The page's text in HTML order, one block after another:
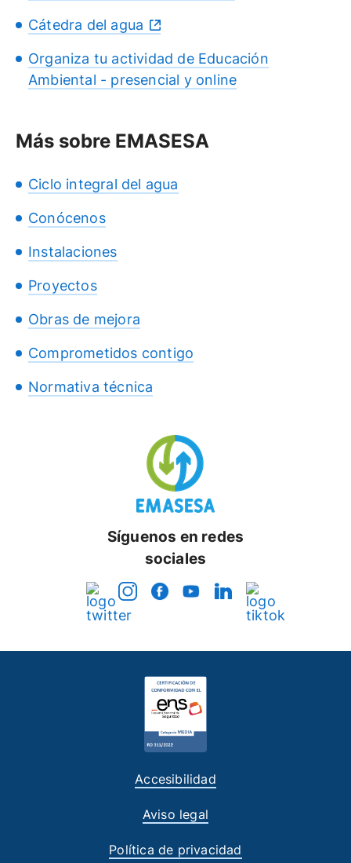
Cátedra del agua
Organiza tu actividad de Educación
Ambiental - presencial y online
Más sobre EMASESA
Ciclo integral del agua
Conócenos
Instalaciones
Proyectos
Obras de mejora
Comprometidos contigo
Normativa técnica
Síguenos en redes
sociales
Accesibilidad
Aviso legal
Política de privacidad